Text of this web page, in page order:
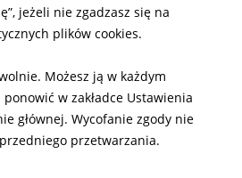
jeżeli nie zgadzasz się na
plików cookies.
Możesz ją w każdym
w zakładce Ustawienia
głównej. Wycofanie zgody nie
przetwarzania.